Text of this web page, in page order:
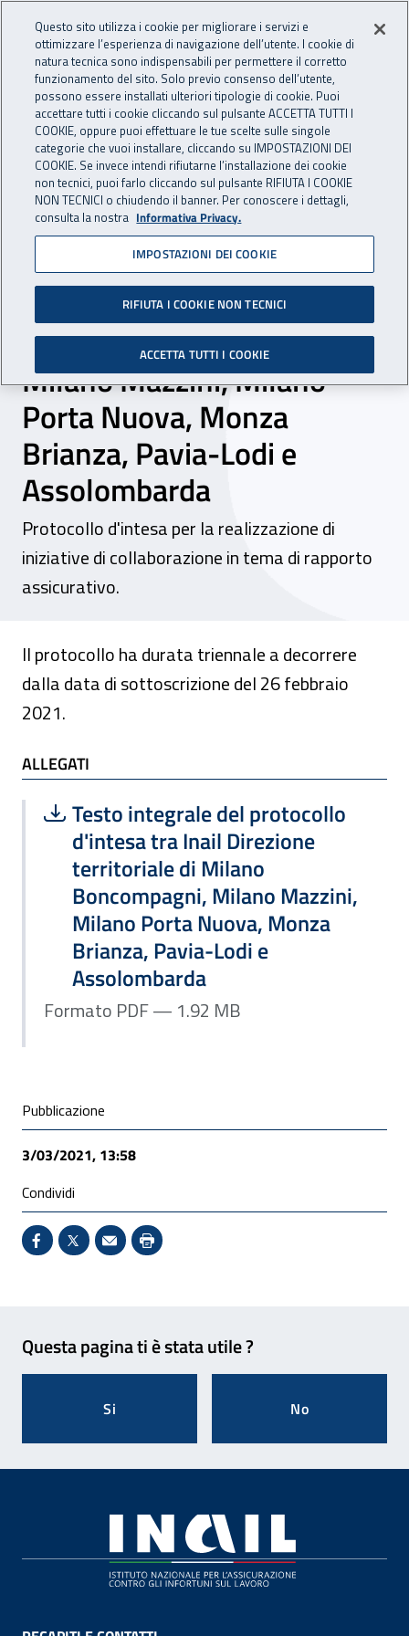
INAIL - Istituto Nazionale
Apri cerca
Navigazione principale
Navigazione - Ti trovi in:
Home Atti e documenti Protocolli e Accordi
26 febbraio 2021
26 febbraio 2021
Protocollo d'intesa tra Inail
Direzione territoriale di
Milano Boncompagni,
Milano Mazzini, Milano
Porta Nuova, Monza
Brianza, Pavia-Lodi e
Assolombarda
Protocollo d'intesa per la realizzazione di
iniziative di collaborazione in tema di rapporto
assicurativo.
Il protocollo ha durata triennale a decorrere
dalla data di sottoscrizione del 26 febbraio
2021.
ALLEGATI
ALLEGATI
Scarica file:
Testo integrale del protocollo
d'intesa tra Inail Direzione
territoriale di Milano
Boncompagni, Milano Mazzini,
Milano Porta Nuova, Monza
Brianza, Pavia-Lodi e
Assolombarda
Formato PDF — Dimensione 1.92 MB
Formato PDF — 1.92 MB
Condivisione social
Pubblicazione
3/03/2021, 13:58
Condividi
Condividi su Facebook - Sito esterno - Apertura in
X - Sito esterno - Apertura in nuova finestra
Invio Mail: apre il programma di posta
Stampa pagina: scelta meno
Questa pagina ti è stata utile ?
Si No
Questo sito utilizza i cookie per migliorare i servizi e
ottimizzare l’esperienza di navigazione dell’utente. I cookie di
natura tecnica sono indispensabili per permettere il corretto
funzionamento del sito. Solo previo consenso dell’utente,
possono essere installati ulteriori tipologie di cookie. Puoi
accettare tutti i cookie cliccando sul pulsante ACCETTA TUTTI I
COOKIE, oppure puoi effettuare le tue scelte sulle singole
categorie che vuoi installare, cliccando su IMPOSTAZIONI DEI
COOKIE. Se invece intendi rifiutarne l’installazione dei cookie
non tecnici, puoi farlo cliccando sul pulsante RIFIUTA I COOKIE
NON TECNICI o chiudendo il banner. Per conoscere i dettagli,
consulta la nostra Informativa Privacy.
IMPOSTAZIONI DEI COOKIE
RIFIUTA I COOKIE NON TECNICI
ACCETTA TUTTI I COOKIE